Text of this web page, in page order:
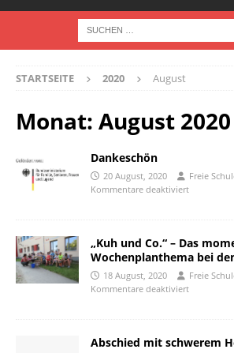
STARTSEITE 2020 August
Monat: August 2020
Dankeschön
20 August, 2020
Freie
Kommentare deaktiviert
„Kuh und Co.“ – Das
Wochenplanthema bei
18 August, 2020
Freie
Kommentare deaktiviert
Abschied mit schwerem